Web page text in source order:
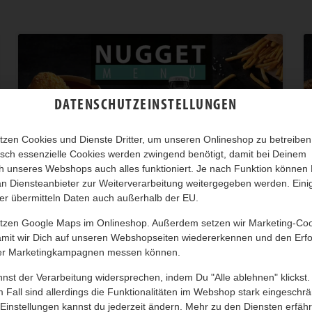
DATENSCHUTZEINSTELLUNGEN
Cookies und Dienste Dritter, um unseren Onlineshop zu betreiben.
essenzielle Cookies werden zwingend benötigt, damit bei Deinem
unseres Webshops auch alles funktioniert. Je nach Funktion können
Diensteanbieter zur Weiterverarbeitung weitergegeben werden.
übermitteln Daten auch außerhalb der EU.
Google Maps im Onlineshop. Außerdem setzen wir Marketing-
wir Dich auf unseren Webshopseiten wiedererkennen und den
Marketingkampagnen messen können.
der Verarbeitung widersprechen, indem Du "Alle ablehnen" klickst.
Fall sind allerdings die Funktionalitäten im Webshop stark
kannst du jederzeit ändern. Mehr zu den Diensten
NUGGET MENÜ
nach Wahl!